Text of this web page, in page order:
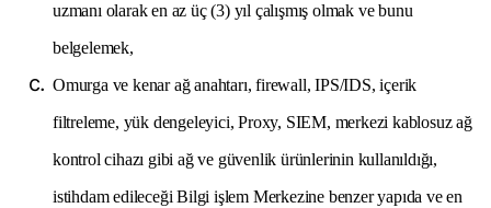
uzmanı olarak en az üç (3) yıl çalışmış olmak ve bunu
belgelemek,
Omurga ve kenar ağ anahtarı, firewall, IPS/IDS, içerik
filtreleme, yük dengeleyici, Proxy, SIEM, merkezi kablosuz ağ
kontrol cihazı gibi ağ ve güvenlik ürünlerinin kullanıldığı,
istihdam edileceği Bilgi işlem Merkezine benzer yapıda ve en